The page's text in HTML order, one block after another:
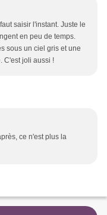
saisir l'instant. Juste le
en peu de temps.
sous un ciel gris et une
C'est joli aussi !
ce n'est plus la